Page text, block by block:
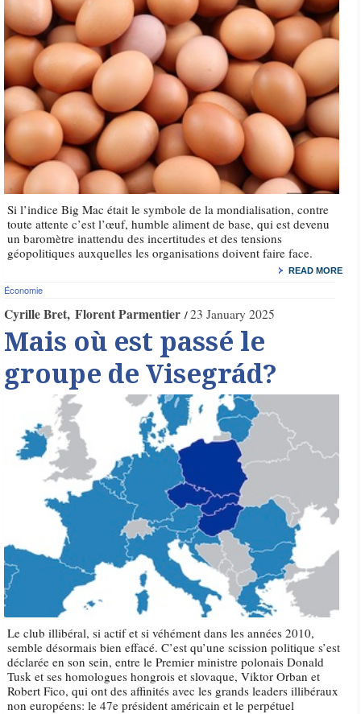
Si l’indice Big Mac était le symbole de la mondialisation, contre
toute attente c’est l’œuf, humble aliment de base, qui est devenu
un baromètre inattendu des incertitudes et des tensions
géopolitiques auxquelles les organisations doivent faire face.
READ MORE
Économie
Cyrille Bret Florent Parmentier 23 January 2025
Mais où est passé le
groupe de Visegrád?
Le club illibéral, si actif et si véhément dans les années 2010,
semble désormais bien effacé. C’est qu’une scission politique s’est
déclarée en son sein, entre le Premier ministre polonais Donald
Tusk et ses homologues hongrois et slovaque, Viktor Orban et
Robert Fico, qui ont des affinités avec les grands leaders illibéraux
non européens: le 47e président américain et le perpétuel